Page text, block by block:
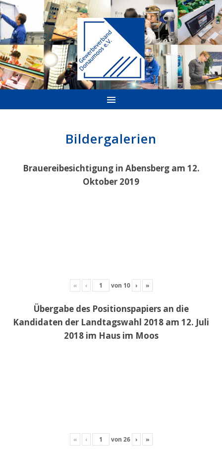
Bildergalerien
Brauereibesichtigung in Abensberg am 12.
Oktober 2019
« ‹ von 10 › »
Übergabe des Positionspapiers an die
Kandidaten der Landtagswahl 2018 am 12. Juli
2018 im Haus im Moos
« ‹ von 26 › »